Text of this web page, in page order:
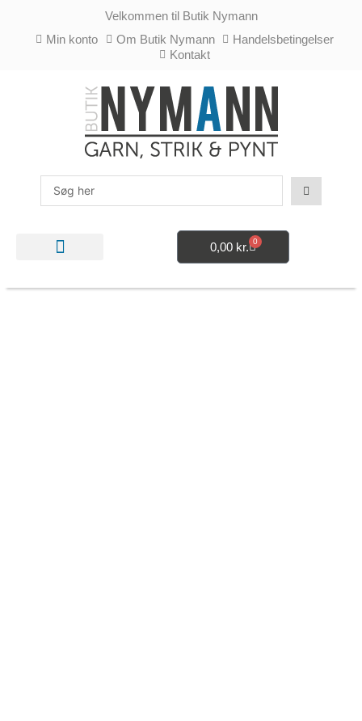
indholdet
Velkommen til Butik Nymann
Min konto
Om Butik Nymann
Handelsbetingelser
Kontakt
0,00 kr. 0
Kurv